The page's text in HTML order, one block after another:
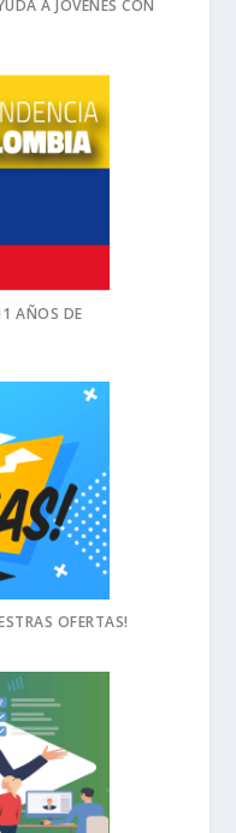
A JÓVENES CON
AÑOS DE
OFERTAS!